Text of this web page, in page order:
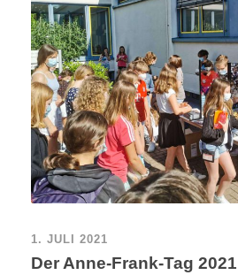
1. JULI 2021
Der Anne-Frank-Tag